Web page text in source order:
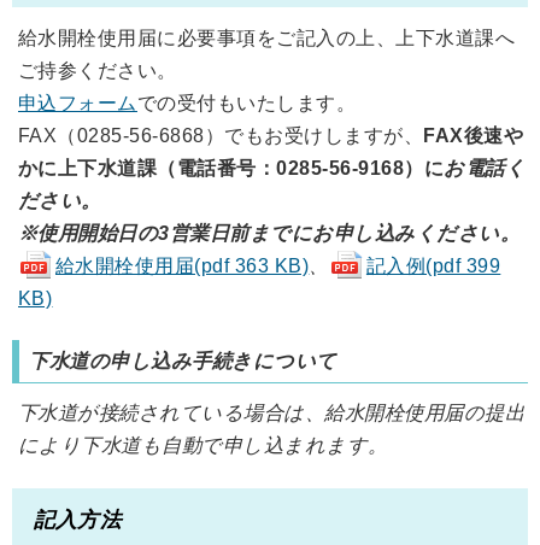
給水開栓使用届に必要事項をご記入の上、上下水道課へ
ご持参ください。
申込フォーム での受付もいたします。
FAX（0285-56-6868）でもお受けしますが、 FAX後速や
かに上下水道課（電話番号：0285-56-9168）にお電話く
ださい。
※使用開始日の3営業日前までにお申し込みください。
給水開栓使用届(pdf 363 KB)、
記入例(pdf 399
KB)
下水道の申し込み手続きについて
下水道が接続されている場合は、給水開栓使用届の提出
により下水道も自動で申し込まれます。
記入方法